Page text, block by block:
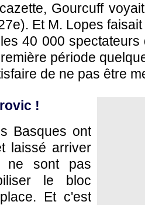
Gourcuff
Et M. Lopes
40 000
période
de ne pas être
!
Basques ont
laissé arriver
ne sont pas
le bloc
Et c'est